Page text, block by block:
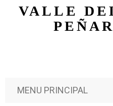
Pasar al
VALLE
MENU PRINCIPAL